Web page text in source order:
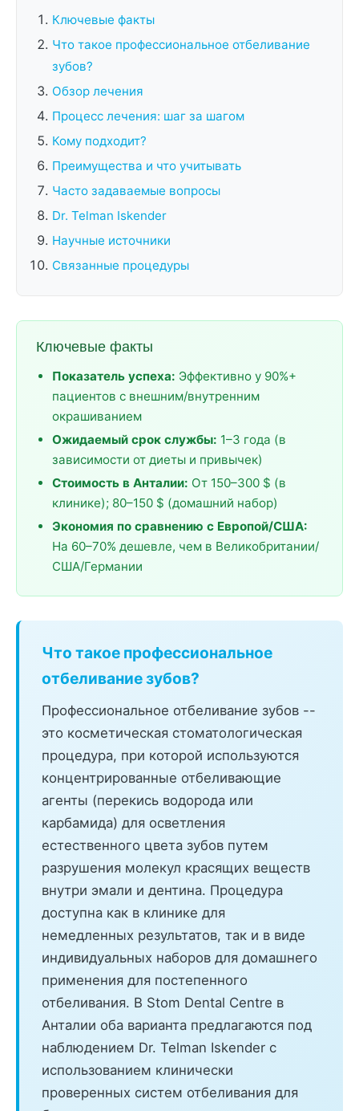
Ключевые факты
Что такое профессиональное отбеливание
зубов?
Обзор лечения
Процесс лечения: шаг за шагом
Кому подходит?
Преимущества и что учитывать
Часто задаваемые вопросы
Dr. Telman Iskender
Научные источники
Связанные процедуры
Ключевые факты
Показатель успеха: Эффективно у 90%+
пациентов с внешним/внутренним
окрашиванием
Ожидаемый срок службы: 1–3 года (в
зависимости от диеты и привычек)
Стоимость в Анталии: От 150–300 $ (в
клинике); 80–150 $ (домашний набор)
Экономия по сравнению с Европой/США:
На 60–70% дешевле, чем в Великобритании/
США/Германии
Что такое профессиональное
отбеливание зубов?
Профессиональное отбеливание зубов --
это косметическая стоматологическая
процедура, при которой используются
концентрированные отбеливающие
агенты (перекись водорода или
карбамида) для осветления
естественного цвета зубов путем
разрушения молекул красящих веществ
внутри эмали и дентина. Процедура
доступна как в клинике для
немедленных результатов, так и в виде
индивидуальных наборов для домашнего
применения для постепенного
отбеливания. В Stom Dental Centre в
Анталии оба варианта предлагаются под
наблюдением Dr. Telman Iskender с
использованием клинически
проверенных систем отбеливания для